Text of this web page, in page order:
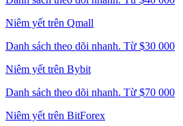
Niêm yết trên Qmall
Danh sách theo dõi nhanh. Từ $30 000
Niêm yết trên Bybit
Danh sách theo dõi nhanh. Từ $70 000
Niêm yết trên BitForex